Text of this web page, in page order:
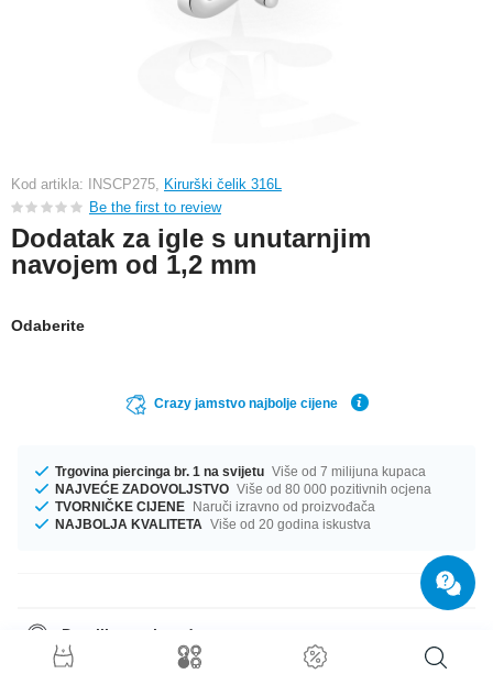
Kod artikla: INSCP275, Kirurški čelik 316L
Be the first to review
Dodatak za igle s unutarnjim
navojem od 1,2 mm
Odaberite
Crazy jamstvo najbolje cijene
Trgovina piercinga br. 1 na svijetu Više od 7 milijuna kupaca
NAJVEĆE ZADOVOLJSTVO Više od 80 000 pozitivnih ocjena
TVORNIČKE CIJENE Naruči izravno od proizvođača
NAJBOLJA KVALITETA Više od 20 godina iskustva
Detalji o proizvodu
Savršen pratitelj za svaku priliku... Dostupna veličina iznosi 1.2 mm.